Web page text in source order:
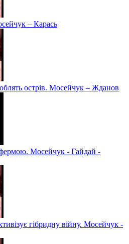
– Карась
острів. Мосейчук – Жданов
Мосейчук - Гайдай -
гібридну війну. Мосейчук -